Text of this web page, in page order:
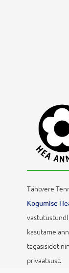
Tähtvere
Kogumise
kasutame
tagasisidet
privaatsust.